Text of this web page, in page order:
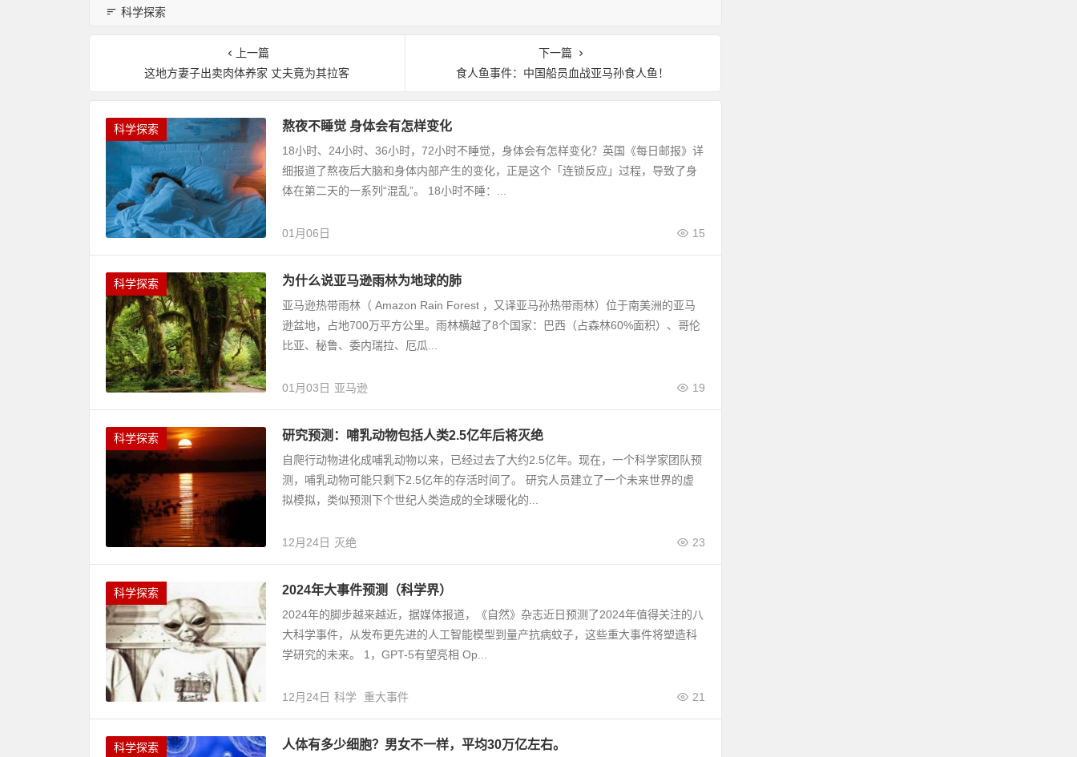
科学探索
上一篇
这地方妻子出卖肉体养家 丈夫竟为其拉客
下一篇
食人鱼事件：中国船员血战亚马孙食人鱼！
科学探索 熬夜不睡觉 身体会有怎样变化
18小时、24小时、36小时，72小时不睡觉，身体会有怎样变化？英国《每日邮报》详
细报道了熬夜后大脑和身体内部产生的变化，正是这个「连锁反应」过程，导致了身
体在第二天的一系列“混乱”。 18小时不睡：...
01月06日 15
科学探索 为什么说亚马逊雨林为地球的肺
亚马逊热带雨林（ Amazon Rain Forest ，又译亚马孙热带雨林）位于南美洲的亚马
逊盆地，占地700万平方公里。雨林横越了8个国家：巴西（占森林60%面积）、哥伦
比亚、秘鲁、委内瑞拉、厄瓜...
01月03日 19
亚马逊
科学探索 研究预测：哺乳动物包括人类2.5亿年后将灭绝
自爬行动物进化成哺乳动物以来，已经过去了大约2.5亿年。现在，一个科学家团队预
测，哺乳动物可能只剩下2.5亿年的存活时间了。 研究人员建立了一个未来世界的虚
拟模拟，类似预测下个世纪人类造成的全球暖化的...
12月24日 23
灭绝
科学探索 2024年大事件预测（科学界）
2024年的脚步越来越近，据媒体报道，《自然》杂志近日预测了2024年值得关注的八
大科学事件，从发布更先进的人工智能模型到量产抗病蚊子，这些重大事件将塑造科
学研究的未来。 1，GPT-5有望亮相 Op...
12月24日 21
科学 重大事件
科学探索 人体有多少细胞？男女不一样，平均30万亿左右。